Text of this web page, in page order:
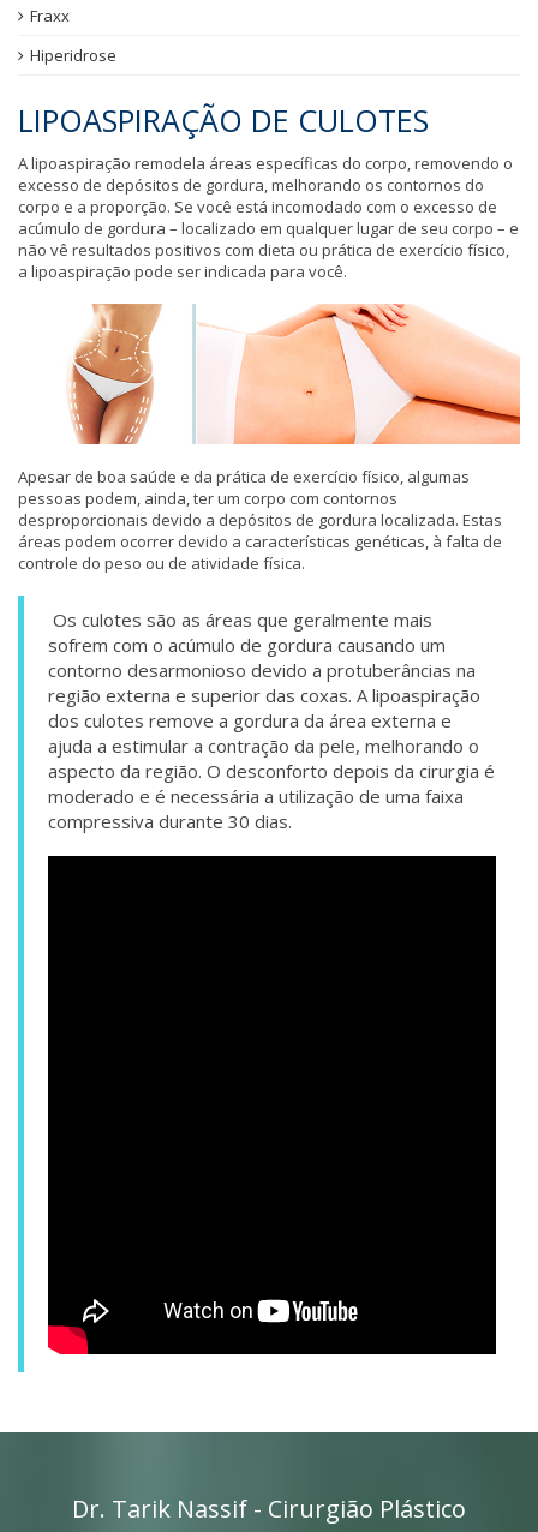
Fraxx
Hiperidrose
LIPOASPIRAÇÃO DE CULOTES
A lipoaspiração remodela áreas específicas do corpo, removendo o
excesso de depósitos de gordura, melhorando os contornos do
corpo e a proporção. Se você está incomodado com o excesso de
acúmulo de gordura – localizado em qualquer lugar de seu corpo – e
não vê resultados positivos com dieta ou prática de exercício físico,
a lipoaspiração pode ser indicada para você.
Apesar de boa saúde e da prática de exercício físico, algumas
pessoas podem, ainda, ter um corpo com contornos
desproporcionais devido a depósitos de gordura localizada. Estas
áreas podem ocorrer devido a características genéticas, à falta de
controle do peso ou de atividade física.
Os culotes são as áreas que geralmente mais
sofrem com o acúmulo de gordura causando um
contorno desarmonioso devido a protuberâncias na
região externa e superior das coxas. A lipoaspiração
dos culotes remove a gordura da área externa e
ajuda a estimular a contração da pele, melhorando o
aspecto da região. O desconforto depois da cirurgia é
moderado e é necessária a utilização de uma faixa
compressiva durante 30 dias.
Dr. Tarik Nassif - Cirurgião Plástico